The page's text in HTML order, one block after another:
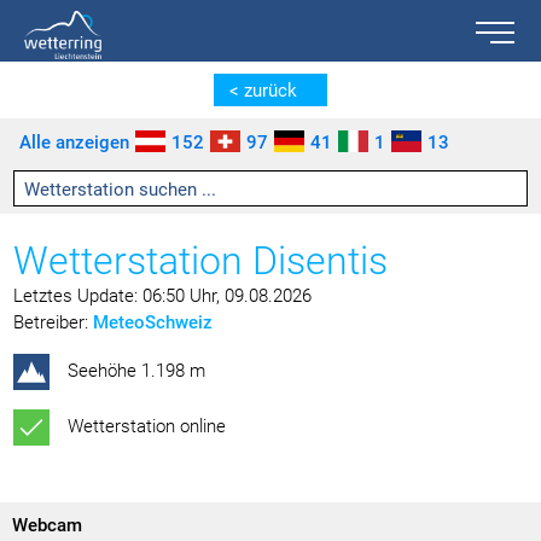
Zum Inhalt springen [AK + 0]
Zum linken senkrechten Seitenmenü springen [AK + 1]
Zum rechten senkrechten Seitenmenü springen [AK + 2]
Zu den Inhalten im Fußbereich springen [AK + 3]
Toggle
< zurück
Alle anzeigen 152 97 41 1 13
Wetterstation Disentis
Letztes Update: 06:50 Uhr, 09.08.2026
Betreiber: MeteoSchweiz
Seehöhe 1.198 m
Wetterstation online
Webcam